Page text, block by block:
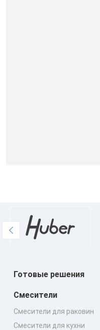
Готовые решения
Смесители
Смесители для раковин
Смесители для кухни